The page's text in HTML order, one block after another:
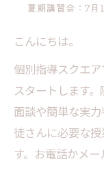
夏期講習会：7月
こんにちは。
個別指導スクエ
スタートします。
面談や簡単な実
徒さんに必要な
す。お電話かメー